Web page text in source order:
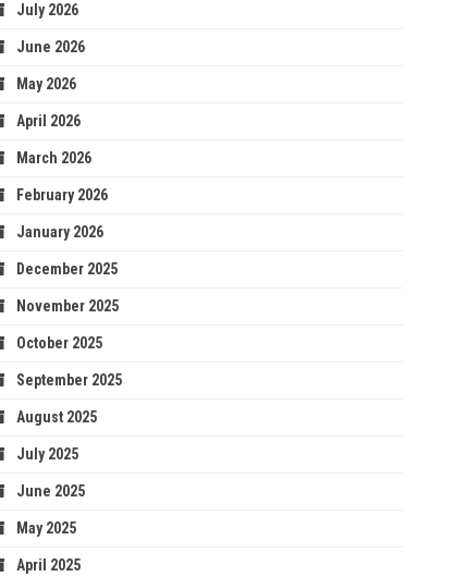
July 2026
June 2026
May 2026
April 2026
March 2026
February 2026
January 2026
December 2025
November 2025
October 2025
September 2025
August 2025
July 2025
June 2025
May 2025
April 2025